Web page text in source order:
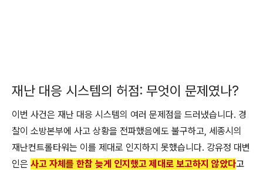
재난 대응 시스템의 허점: 무엇이 문제였나?
이번 사건은 재난 대응 시스템의 여러 문제점을 드러냈습니다. 경
찰이 소방본부에 사고 상황을 전파했음에도 불구하고, 세종시의
재난컨트롤타워는 이를 제대로 인지하지 못했습니다. 강유정 대변
인은 사고 자체를 한참 늦게 인지했고 제대로 보고하지 않았다고